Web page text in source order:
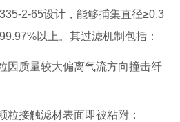
2-65设计，能够捕集直径≥0.3
以上。其过滤机制包括：
因质量较大偏离气流方向撞击纤
粒接触滤材表面即被粘附；